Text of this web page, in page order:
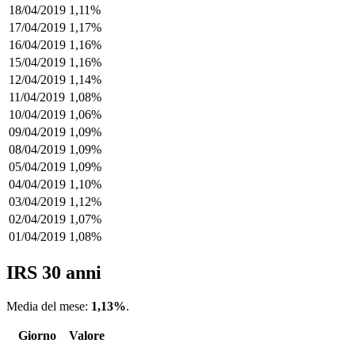
18/04/2019 1,11%
17/04/2019 1,17%
16/04/2019 1,16%
15/04/2019 1,16%
12/04/2019 1,14%
11/04/2019 1,08%
10/04/2019 1,06%
09/04/2019 1,09%
08/04/2019 1,09%
05/04/2019 1,09%
04/04/2019 1,10%
03/04/2019 1,12%
02/04/2019 1,07%
01/04/2019 1,08%
IRS 30 anni
Media del mese: 1,13%.
Giorno
Valore